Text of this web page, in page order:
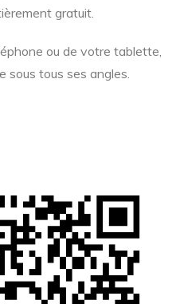
gratuit.
ou de votre tablette,
sous tous ses angles.